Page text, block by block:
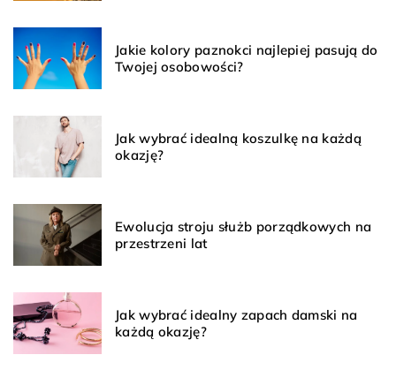
Jakie kolory paznokci najlepiej pasują do
Twojej osobowości?
Jak wybrać idealną koszulkę na każdą
okazję?
Ewolucja stroju służb porządkowych na
przestrzeni lat
Jak wybrać idealny zapach damski na
każdą okazję?